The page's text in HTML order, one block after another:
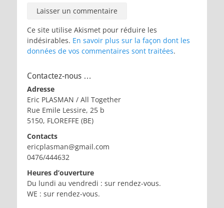
Ce site utilise Akismet pour réduire les
indésirables. En savoir plus sur la façon dont les
données de vos commentaires sont traitées.
Contactez-nous …
Adresse
Eric PLASMAN / All Together
Rue Emile Lessire, 25 b
5150, FLOREFFE (BE)
Contacts
ericplasman@gmail.com
0476/444632
Heures d’ouverture
Du lundi au vendredi : sur rendez-vous.
WE : sur rendez-vous.